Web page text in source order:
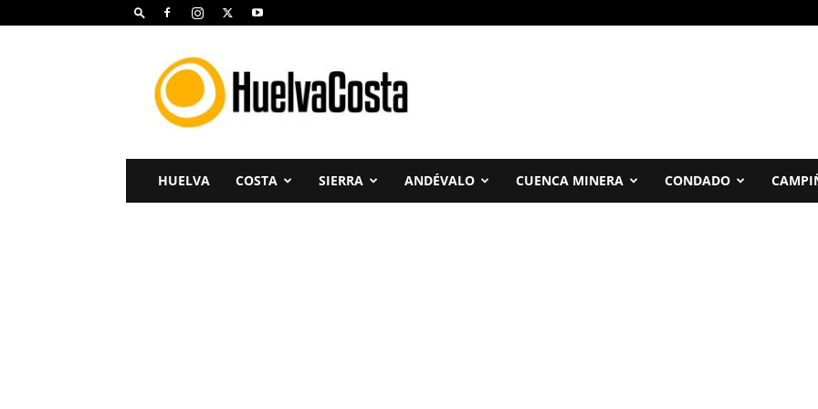
Huelva
Costa
HUELVA COSTA SIERRA ANDÉVALO CUENCA MINERA CONDADO